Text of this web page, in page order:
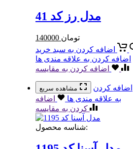
مدل رز کد 41
140000 تومان
اضافه کردن به سبد خرید
اضافه کردن به علاقه مندی ها
اضافه کردن به مقایسه
مشاهده سریع
اضافه کردن
به علاقه مندی ها
اضافه
کردن به مقایسه
شناسه محصول: